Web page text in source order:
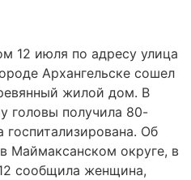
12 июля по адресу улица
Архангельске сошел
жилой дом. В
головы получила 80-
госпитализирована. Об
Маймаксанском округе, в
сообщила женщина,